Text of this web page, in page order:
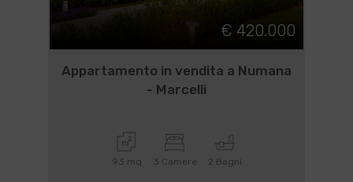
€ 420.000
Appartamento in vendita a Numana
- Marcelli
93 mq 3 Camere 2 Bagni